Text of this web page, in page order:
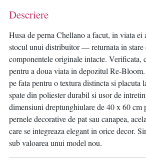
Descriere
Husa de perna Chellano a facut, in viata ei
stocul unui distribuitor — returnata in stare
componentele originale intacte. Verificata,
pentru a doua viata in depozitul Re-
pe fata pentru o textura distincta si placuta
spate din poliester durabil si usor de
dimensiuni dreptunghiulare de 40 x 60 cm
pernele decorative de pat sau canapea,
care se integreaza elegant in orice decor.
sub valoarea unui model nou.